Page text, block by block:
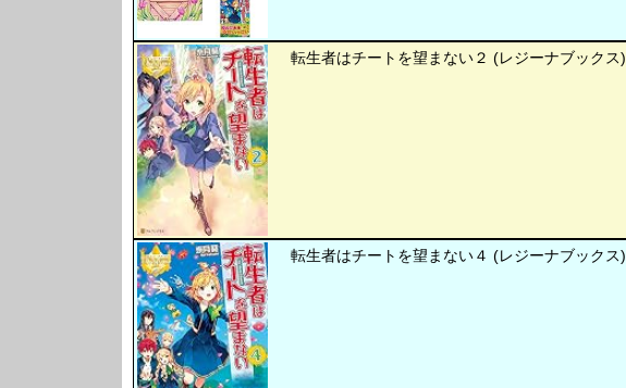
転生者はチートを望まない２ (レジーナブックス)
転生者はチートを望まない４ (レジーナブックス)